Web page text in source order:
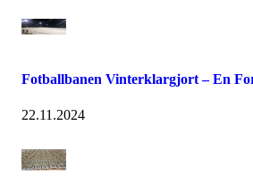
Fotballbanen Vinterklargjort – En
22.11.2024